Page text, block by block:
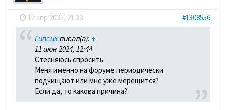
- 12 апр 2025, 21:38 #1308556
Гипсикписал(а): ↑
11 июн 2024, 12:44
Стесняюсь спросить.
Меня именно на форуме периодически
подчищают или мне уже мерещится?
Если да, то какова причина?